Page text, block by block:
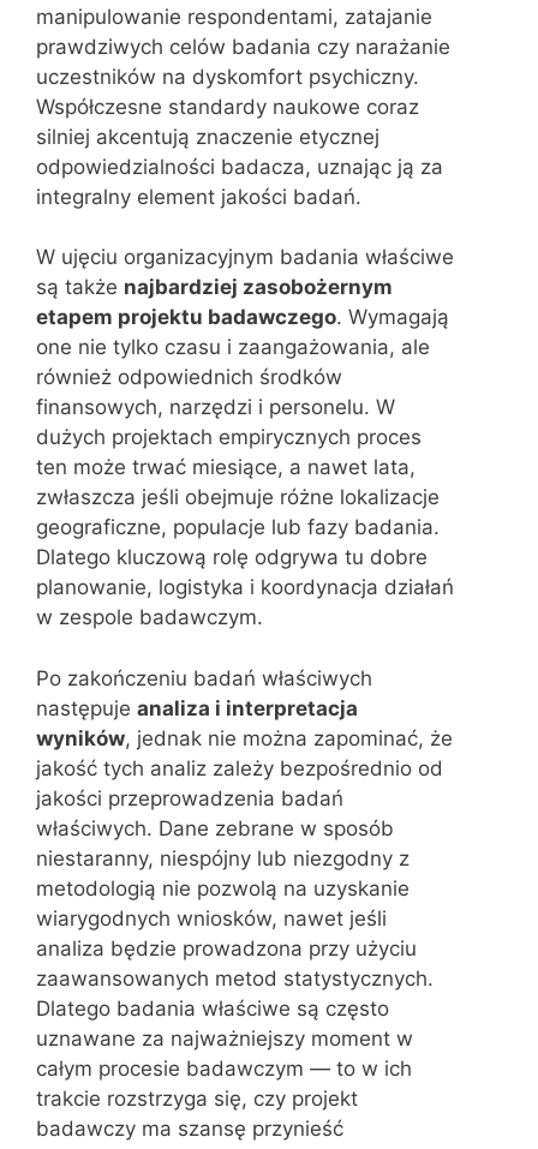
manipulowanie respondentami, zatajanie
prawdziwych celów badania czy narażanie
uczestników na dyskomfort psychiczny.
Współczesne standardy naukowe coraz
silniej akcentują znaczenie etycznej
odpowiedzialności badacza, uznając ją za
integralny element jakości badań.
W ujęciu organizacyjnym badania właściwe
są także najbardziej zasobożernym
etapem projektu badawczego. Wymagają
one nie tylko czasu i zaangażowania, ale
również odpowiednich środków
finansowych, narzędzi i personelu. W
dużych projektach empirycznych proces
ten może trwać miesiące, a nawet lata,
zwłaszcza jeśli obejmuje różne lokalizacje
geograficzne, populacje lub fazy badania.
Dlatego kluczową rolę odgrywa tu dobre
planowanie, logistyka i koordynacja działań
w zespole badawczym.
Po zakończeniu badań właściwych
następuje analiza i interpretacja
wyników, jednak nie można zapominać, że
jakość tych analiz zależy bezpośrednio od
jakości przeprowadzenia badań
właściwych. Dane zebrane w sposób
niestaranny, niespójny lub niezgodny z
metodologią nie pozwolą na uzyskanie
wiarygodnych wniosków, nawet jeśli
analiza będzie prowadzona przy użyciu
zaawansowanych metod statystycznych.
Dlatego badania właściwe są często
uznawane za najważniejszy moment w
całym procesie badawczym — to w ich
trakcie rozstrzyga się, czy projekt
badawczy ma szansę przynieść